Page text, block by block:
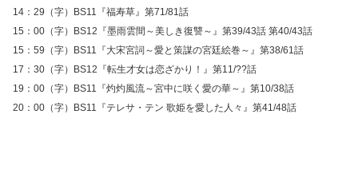
14：29（字）BS11『福寿草』第71/81話
15：00（字）BS12『墨雨雲間～美しき復讐～』第39/43話 第40/43話
15：59（字）BS11『大宋宮詞～愛と策謀の宮廷絵巻～』第38/61話
17：30（字）BS12『転生才女は恋ざかり！』第11/??話
19：00（字）BS11『灼灼風流～宮中に咲く愛の華～』第10/38話
20：00（字）BS11『テレサ・テン 歌姫を愛した人々』第41/48話